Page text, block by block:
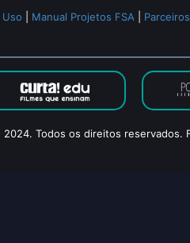
Manual Projetos FSA Parceiros
Todos os direitos reservados.